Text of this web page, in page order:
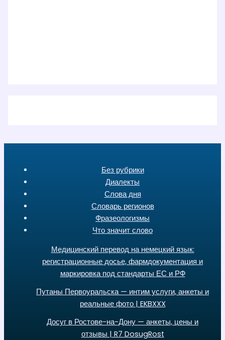
Без рубрики
Диалекты
Слова дня
Словарь регионов
Фразеологизмы
Что значит слово
Медицинский перевод на немецкий язык:
регистрационные досье, фармдокументация и
маркировка под стандарты ЕС и РФ
Путаны Первоуральска — интим услуги, анкеты и
реальные фото | EKBXXX
Досуг в Ростове-на-Дону — анкеты, цены и
отзывы | R7 DosugRost